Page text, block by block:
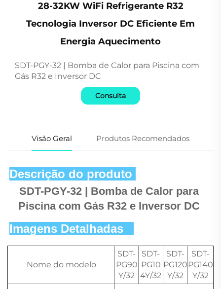
28-32KW WiFi Refrigerante R32
Tecnologia Inversor DC Eficiente Em
Energia Aquecimento
SDT-PGY-32 | Bomba de Calor para Piscina com
Gás R32 e Inversor DC
Consulta
Visão Geral Produtos Recomendados
Descrição do produto
SDT-PGY-32 | Bomba de Calor para
Piscina com Gás R32 e Inversor DC
Imagens Detalhadas
Nome do modelo
SDT-
PG90
Y/32
SDT-
PG10
4Y/32
SDT-
PG120
Y/32
SDT-
PG140
Y/32